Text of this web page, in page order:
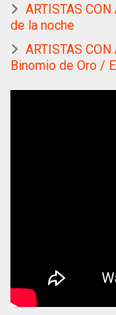
ARTISTAS
de la noche
ARTISTAS
Binomio de Oro /